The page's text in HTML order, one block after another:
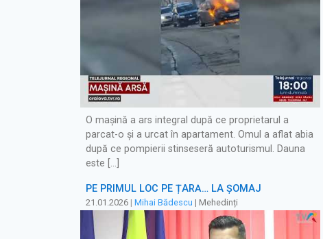
O mașină a ars integral după ce proprietarul a
parcat-o și a urcat în apartament. Omul a aflat abia
după ce pompierii stinseseră autoturismul. Dauna
este […]
PE PRIMUL LOC PE ȚARĂ… LA ȘOMAJ
21.01.2026 | Mihai Bădescu | Mehedinți